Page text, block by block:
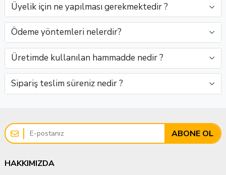
Üyelik için ne yapılması gerekmektedir ?
Ödeme yöntemleri nelerdir?
Üretimde kullanılan hammadde nedir ?
Sipariş teslim süreniz nedir ?
ABONE OL
HAKKIMIZDA